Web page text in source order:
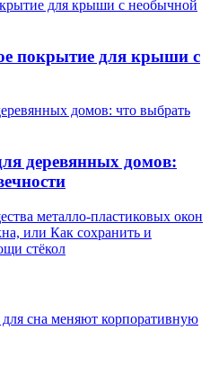
покрытие для крыши с
деревянных домов:
металло-пластиковых окон
или Как сохранить и
стёкол